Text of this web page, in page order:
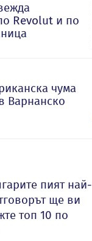
Revolut и по
чума
Варнанско
пият най-
ще ви
топ 10 по